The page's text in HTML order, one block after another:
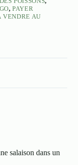
,PAYER
VENDRE AU
salaison dans un